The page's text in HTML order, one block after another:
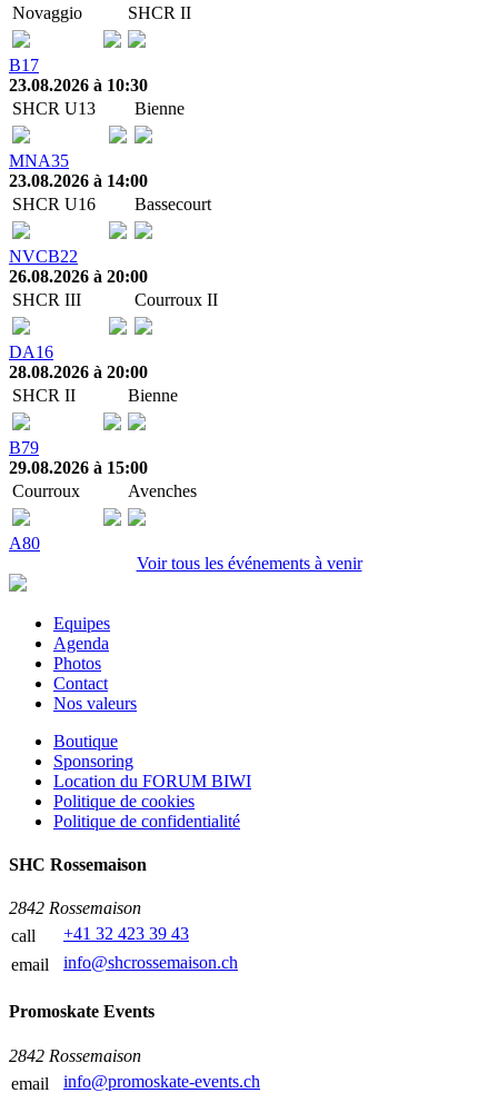
Novaggio
SHCR II
B17
23.08.2026 à 10:30
SHCR U13
Bienne
MNA35
23.08.2026 à 14:00
SHCR U16
Bassecourt
NVCB22
26.08.2026 à 20:00
SHCR III
Courroux II
DA16
28.08.2026 à 20:00
SHCR II
Bienne
B79
29.08.2026 à 15:00
Courroux
Avenches
A80
Voir tous les événements à venir
Equipes
Agenda
Photos
Contact
Nos valeurs
Boutique
Sponsoring
Location du FORUM BIWI
Politique de cookies
Politique de confidentialité
SHC Rossemaison
2842 Rossemaison
call
+41 32 423 39 43
email
info@shcrossemaison.ch
Promoskate Events
2842 Rossemaison
email
info@promoskate-events.ch